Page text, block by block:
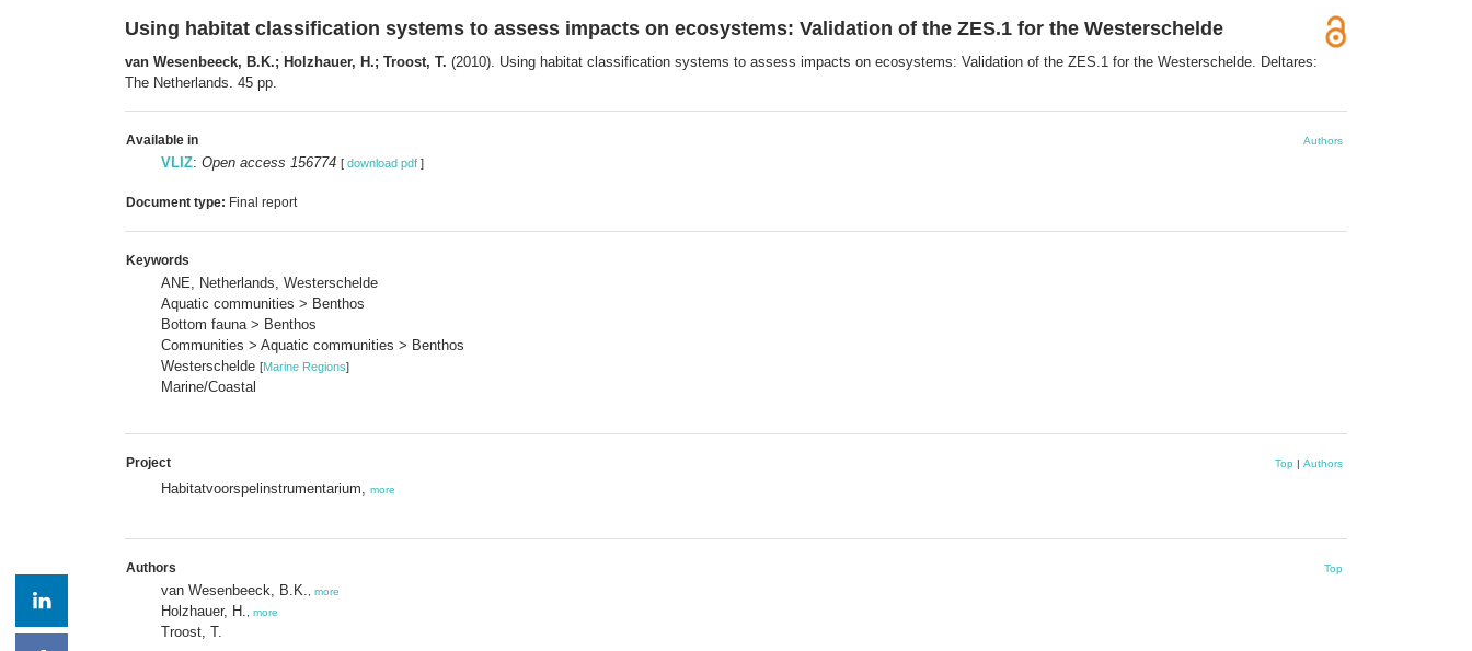
Using habitat classification systems to assess impacts on ecosystems: Validation of the ZES.1 for the Westerschelde
van Wesenbeeck, B.K.; Holzhauer, H.; Troost, T. (2010). Using habitat classification systems to assess impacts on ecosystems: Validation of the ZES.1 for the Westerschelde. Deltares:
The Netherlands. 45 pp.
Available in Authors
VLIZ: Open access 156774 [ download pdf ]
Document type: Final report
Keywords
ANE, Netherlands, Westerschelde
Aquatic communities > Benthos
Bottom fauna > Benthos
Communities > Aquatic communities > Benthos
Westerschelde [Marine Regions]
Marine/Coastal
Project Top | Authors
Habitatvoorspelinstrumentarium, more
Authors Top
van Wesenbeeck, B.K. more
Holzhauer, H. more
Troost, T.